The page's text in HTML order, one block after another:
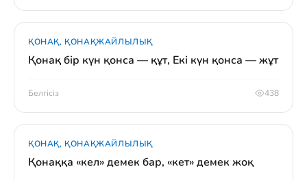
ҚОНАҚ, ҚОНАҚЖАЙЛЫЛЫҚ
Қонақ бір күн қонса — құт, Екі күн қонса — жұт
Белгісіз 438
ҚОНАҚ, ҚОНАҚЖАЙЛЫЛЫҚ
Қонаққа «кел» демек бар, «кет» демек жоқ